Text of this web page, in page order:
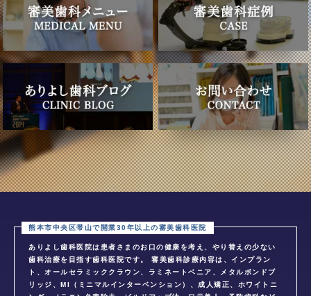
ありよし歯科医院は患者さまのお口の健康を考え、やり替えの少ない
歯科治療を目指す歯科医院です。 審美歯科診療内容は、インプラン
ト、オールセラミッククラウン、ラミネートベニア、メタルボンドブ
リッジ、MI（ミニマルインターベンション）、成人矯正、ホワイトニ